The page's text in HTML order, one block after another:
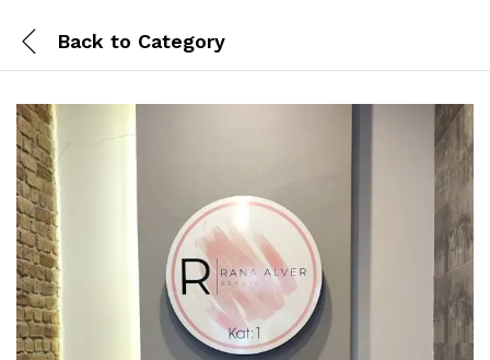
Back to Category